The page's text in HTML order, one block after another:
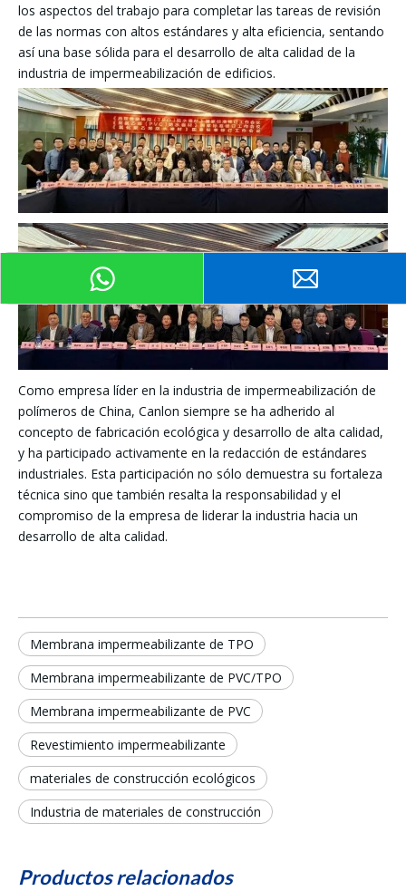
los aspectos del trabajo para completar las tareas de revisión
de las normas con altos estándares y alta eficiencia, sentando
así una base sólida para el desarrollo de alta calidad de la
industria de impermeabilización de edificios.
Como empresa líder en la industria de impermeabilización de
polímeros de China, Canlon siempre se ha adherido al
concepto de fabricación ecológica y desarrollo de alta calidad,
y ha participado activamente en la redacción de estándares
industriales. Esta participación no sólo demuestra su fortaleza
técnica sino que también resalta la responsabilidad y el
compromiso de la empresa de liderar la industria hacia un
desarrollo de alta calidad.
Membrana impermeabilizante de TPO
Membrana impermeabilizante de PVC/TPO
Membrana impermeabilizante de PVC
Revestimiento impermeabilizante
materiales de construcción ecológicos
Industria de materiales de construcción
Productos relacionados